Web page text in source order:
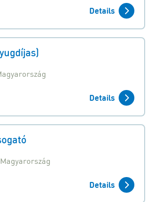
Details
Details
Magyarország
Details